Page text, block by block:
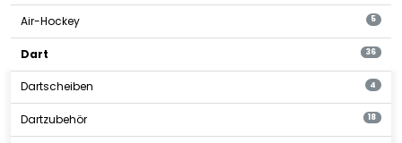
Air-Hockey 5
Dart 36
Dartscheiben 4
Dartzubehör 18